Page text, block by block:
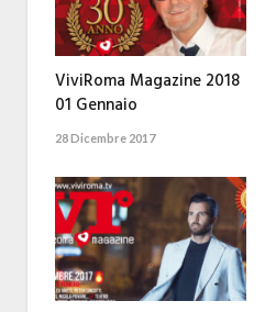
ViviRoma Magazine 2018
01 Gennaio
28 Dicembre 2017